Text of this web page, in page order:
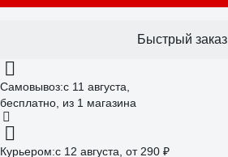
Быстрый заказ
Самовывоз:c 11 августа,
бесплатно , из 1 магазина
Курьером:c 12 августа, от 290 ₽